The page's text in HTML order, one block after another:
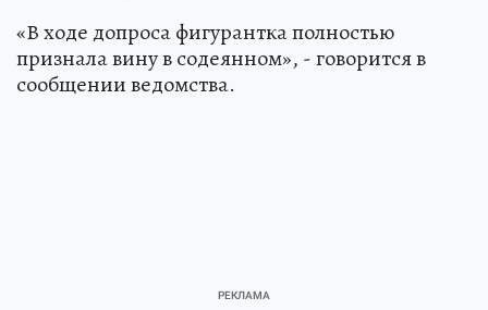
«В ходе допроса фигурантка полностью
признала вину в содеянном», - говорится в
сообщении ведомства.